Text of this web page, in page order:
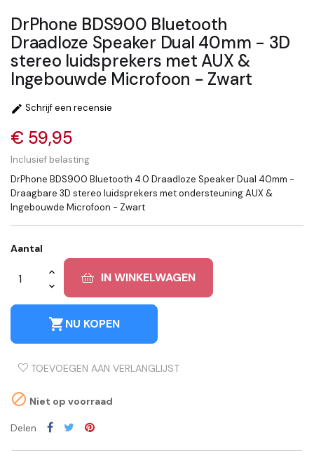
DrPhone BDS900 Bluetooth
Draadloze Speaker Dual 40mm - 3D
stereo luidsprekers met AUX &
Ingebouwde Microfoon - Zwart
 Schrijf een recensie
€ 59,95
Inclusief belasting
DrPhone BDS900 Bluetooth 4.0 Draadloze Speaker Dual 40mm -
Draagbare 3D stereo luidsprekers met ondersteuning AUX &
Ingebouwde Microfoon - Zwart
Aantal
IN WINKELWAGEN
shopping_cartNU KOPEN
TOEVOEGEN AAN VERLANGLIJST
 Niet op voorraad
Delen